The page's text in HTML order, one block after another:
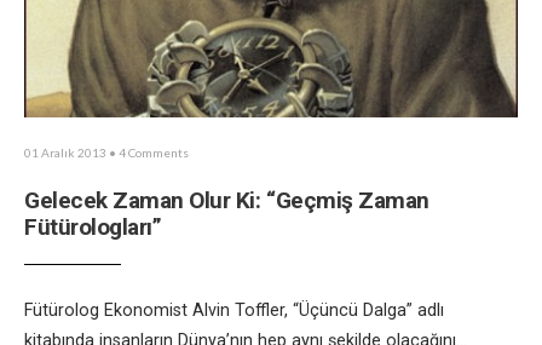
01 Aralık 2013 • 4 Comments
Gelecek Zaman Olur Ki: “Geçmiş Zaman
Fütürologları”
Fütürolog Ekonomist Alvin Toffler, “Üçüncü Dalga” adlı
kitabında insanların Dünya’nın hep aynı şekilde olacağını